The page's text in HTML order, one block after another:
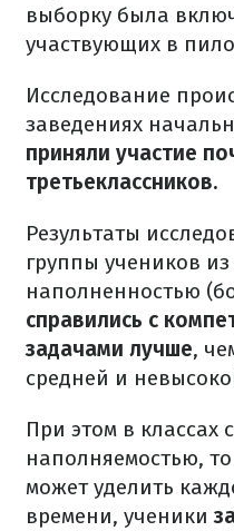
выборку была
участвующих в
Исследование
заведениях
приняли участие
третьеклассников.
Результаты
группы учеников
наполненностью
справились с
задачами лучше,
средней и
При этом в классах
наполняемостью, то
может уделить
времени, ученики